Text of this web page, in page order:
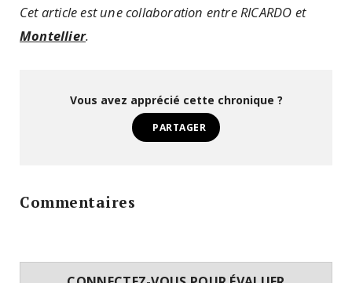
Cet article est une collaboration entre RICARDO et
Montellier.
Vous avez apprécié cette chronique ?
PARTAGER
Commentaires